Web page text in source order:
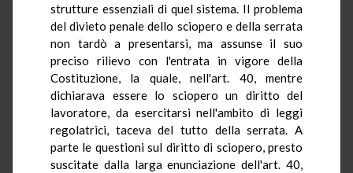
strutture essenziali di quel sistema. Il problema
del divieto penale dello sciopero e della serrata
non tardò a presentarsi, ma assunse il suo
preciso rilievo con l'entrata in vigore della
Costituzione, la quale, nell'art. 40, mentre
dichiarava essere lo sciopero un diritto del
lavoratore, da esercitarsi nell'ambito di leggi
regolatrici, taceva del tutto della serrata. A
parte le questioni sul diritto di sciopero, presto
suscitate dalla larga enunciazione dell'art. 40,